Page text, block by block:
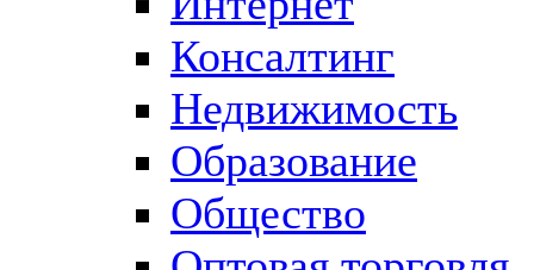
Консалтинг
Недвижимость
Образование
Общество